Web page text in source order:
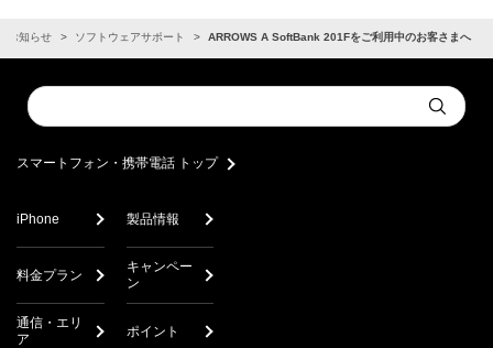
お知らせ ソフトウェアサポート ARROWS A SoftBank 201Fをご利用中のお客さまへ
Conduct
a
Submit
スマートフォン・携帯電話 トップ
iPhone 製品情報
料金プラン
キャンペー
ン
通信・エリ
ア
ポイント